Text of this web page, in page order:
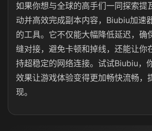
如果你想与全球的高手们一同探索提
动并高效完成副本内容， Biubiu加速
的工具。它不仅能大幅降低延迟，确
缝对接，避免卡顿和掉线，还能让你
持超稳定的网络连接。试试Biubiu，
效果让游戏体验变得更加畅快流畅，
现。